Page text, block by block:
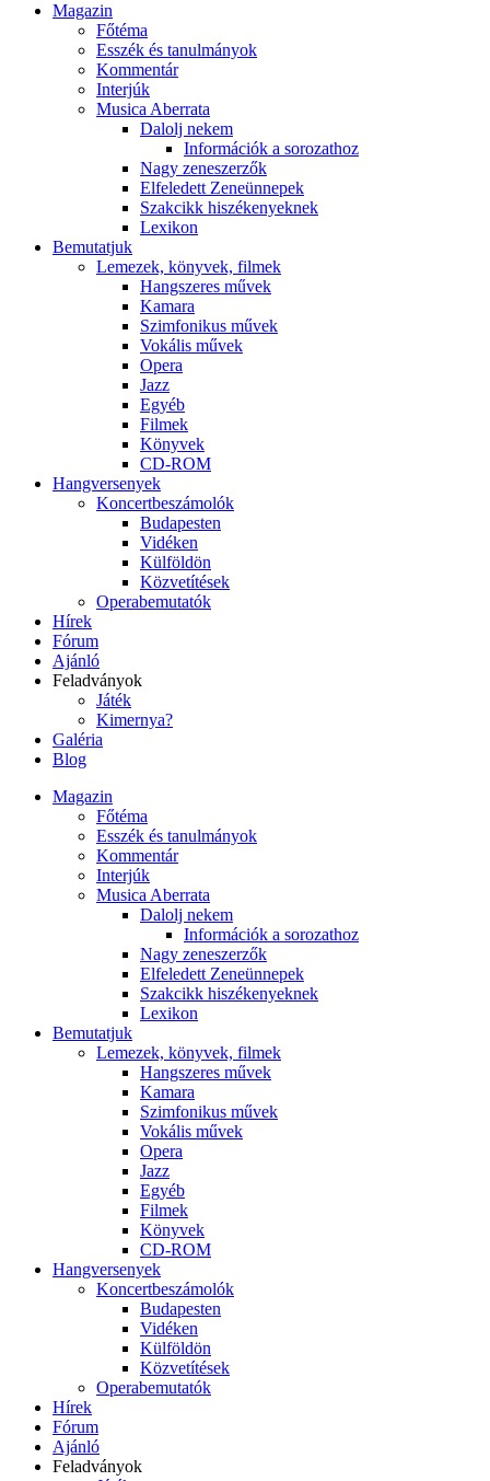
Magazin
Főtéma
Esszék és tanulmányok
Kommentár
Interjúk
Musica Aberrata
Dalolj nekem
Információk a sorozathoz
Nagy zeneszerzők
Elfeledett Zeneünnepek
Szakcikk hiszékenyeknek
Lexikon
Bemutatjuk
Lemezek, könyvek, filmek
Hangszeres művek
Kamara
Szimfonikus művek
Vokális művek
Opera
Jazz
Egyéb
Filmek
Könyvek
CD-ROM
Hangversenyek
Koncertbeszámolók
Budapesten
Vidéken
Külföldön
Közvetítések
Operabemutatók
Hírek
Fórum
Ajánló
Feladványok
Játék
Kimernya?
Galéria
Blog
Magazin
Főtéma
Esszék és tanulmányok
Kommentár
Interjúk
Musica Aberrata
Dalolj nekem
Információk a sorozathoz
Nagy zeneszerzők
Elfeledett Zeneünnepek
Szakcikk hiszékenyeknek
Lexikon
Bemutatjuk
Lemezek, könyvek, filmek
Hangszeres művek
Kamara
Szimfonikus művek
Vokális művek
Opera
Jazz
Egyéb
Filmek
Könyvek
CD-ROM
Hangversenyek
Koncertbeszámolók
Budapesten
Vidéken
Külföldön
Közvetítések
Operabemutatók
Hírek
Fórum
Ajánló
Feladványok